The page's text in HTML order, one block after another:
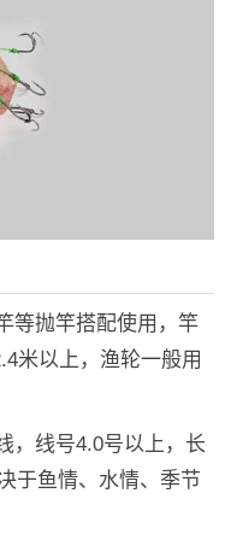
等抛竿搭配使用，竿
米以上，渔轮一般用
，线号4.0号以上，长
于鱼情、水情、季节